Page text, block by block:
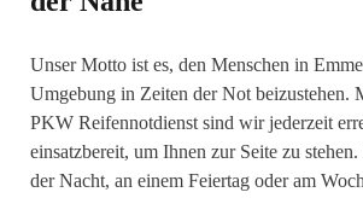
Unser Motto ist es, den Menschen in
Umgebung in Zeiten der Not beizustehen.
PKW Reifennotdienst sind wir jederzeit
einsatzbereit, um Ihnen zur Seite zu
der Nacht, an einem Feiertag oder am